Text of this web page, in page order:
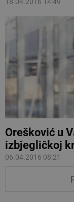
18.04.2016 14:49
Orešković u
izbjegličkoj
06.04.2016 08:21